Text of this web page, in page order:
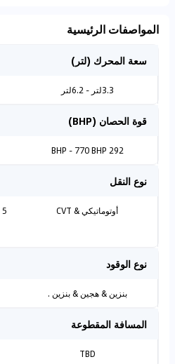
المواصفات الرئيسية
سعة المحرك (لتر)
3.3لتر - 6.2لتر
قوة الحصان (BHP)
292 BHP - 770 BHP
نوع النقل
أوتوماتيكي & CVT
نوع الوقود
بنزين & هجين & بنزين .
المسافة المقطوعة
TBD